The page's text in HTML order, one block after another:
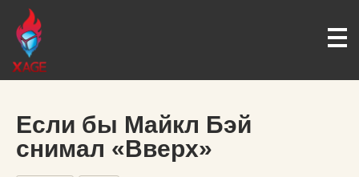
Если бы Майкл Бэй
снимал «Вверх»